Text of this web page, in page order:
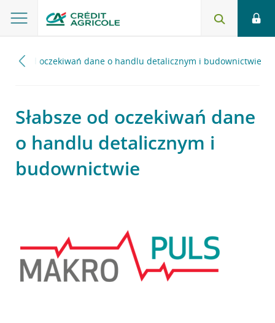
od oczekiwań dane o handlu detalicznym i budownictwie
Słabsze od oczekiwań dane
o handlu detalicznym i
budownictwie